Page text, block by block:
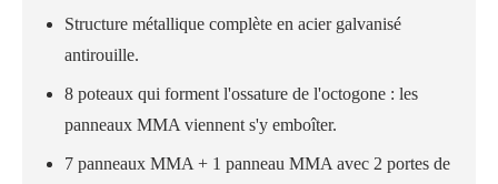
Structure métallique complète en acier galvanisé
antirouille.
8 poteaux qui forment l'ossature de l'octogone : les
panneaux MMA viennent s'y emboîter.
7 panneaux MMA + 1 panneau MMA avec 2 portes de